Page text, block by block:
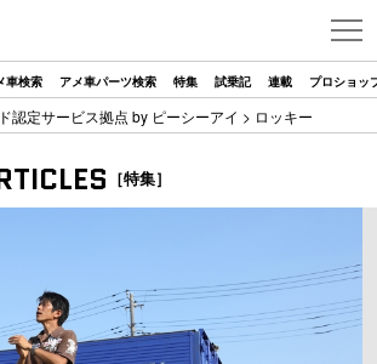
車検索 アメ車パーツ検索 特集 試乗記 連載 プロショッ
認定サービス拠点 by ピーシーアイ > ロッキー
［特集］